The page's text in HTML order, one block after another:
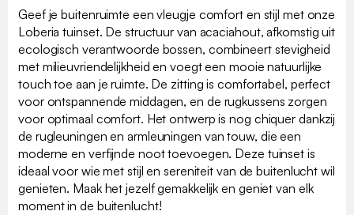
Geef je buitenruimte een vleugje comfort en stijl met onze
Loberia tuinset. De structuur van acaciahout, afkomstig uit
ecologisch verantwoorde bossen, combineert stevigheid
met milieuvriendelijkheid en voegt een mooie natuurlijke
touch toe aan je ruimte. De zitting is comfortabel, perfect
voor ontspannende middagen, en de rugkussens zorgen
voor optimaal comfort. Het ontwerp is nog chiquer dankzij
de rugleuningen en armleuningen van touw, die een
moderne en verfijnde noot toevoegen. Deze tuinset is
ideaal voor wie met stijl en sereniteit van de buitenlucht wil
genieten. Maak het jezelf gemakkelijk en geniet van elk
moment in de buitenlucht!